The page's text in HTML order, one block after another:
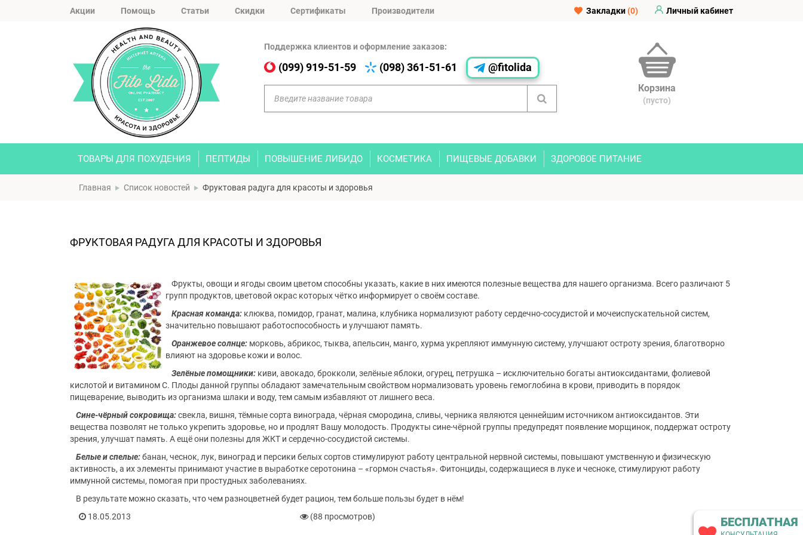
Акции Помощь Статьи Скидки Сертификаты Производители Закладки(0) Личный кабинет
Поддержка клиентов и оформление заказов:
(099) 919-51-59 (098) 361-51-61 @fitolida
Корзина
(пусто)
ТОВАРЫ ДЛЯ ПОХУДЕНИЯ ПЕПТИДЫ ПОВЫШЕНИЕ ЛИБИДО КОСМЕТИКА ПИЩЕВЫЕ ДОБАВКИ ЗДОРОВОЕ ПИТАНИЕ
Главная Список новостей Фруктовая радуга для красоты и здоровья
ФРУКТОВАЯ РАДУГА ДЛЯ КРАСОТЫ И ЗДОРОВЬЯ
Фрукты, овощи и ягоды своим цветом способны указать, какие в них имеются полезные вещества для нашего организма. Всего различают 5
групп продуктов, цветовой окрас которых чётко информирует о своём составе.
Красная команда: клюква, помидор, гранат, малина, клубника нормализуют работу сердечно-сосудистой и мочеиспускательной систем,
значительно повышают работоспособность и улучшают память.
Оранжевое солнце: морковь, абрикос, тыква, апельсин, манго, хурма укрепляют иммунную систему, улучшают остроту зрения, благотворно
влияют на здоровье кожи и волос.
Зелёные помощники: киви, авокадо, брокколи, зелёные яблоки, огурец, петрушка – исключительно богаты антиоксидантами, фолиевой
кислотой и витамином С. Плоды данной группы обладают замечательным свойством нормализовать уровень гемоглобина в крови, приводить в порядок
пищеварение, выводить из организма шлаки и воду, тем самым избавляют от лишнего веса.
Сине-чёрный сокровища:свекла, вишня, тёмные сорта винограда, чёрная смородина, сливы, черника являются ценнейшим источником антиоксидантов. Эти
вещества позволят не только укрепить здоровье, но и продлят Вашу молодость. Продукты сине-чёрной группы предупредят появление морщинок, поддержат остроту
зрения, улучшат память. А ещё они полезны для ЖКТ и сердечно-сосудистой системы.
Белые и спелые:банан, чеснок, лук, виноград и персики белых сортов стимулируют работу центральной нервной системы, повышают умственную и физическую
активность, а их элементы принимают участие в выработке серотонина – «гормон счастья». Фитонциды, содержащиеся в луке и чесноке, стимулируют работу
иммунной системы, помогая при простудных заболеваниях.
В результате можно сказать, что чем разноцветней будет рацион, тем больше пользы будет в нём!
18.05.2013
(88 просмотров) БЕСПЛАТНАЯ